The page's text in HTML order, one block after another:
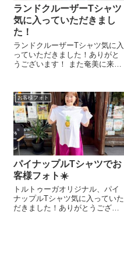
ランドクルーザーTシャツ
気に入っていただきまし
た！
ランドクルーザーTシャツ気に入
っていただきました！ありがと
うございます！ また奄美に来る
お客様フォト
パイナップルTシャツでお
客様フォト☀️
トルトゥーガオリジナル、パイ
ナップルTシャツ気に入っていた
だきました！ありがとうござい